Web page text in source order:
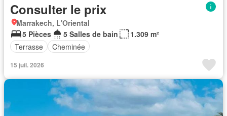
Consulter le prix
Marrakech, L'Oriental
5 Pièces
5 Salles de bain
1.309 m²
Terrasse
Cheminée
15 juil. 2026